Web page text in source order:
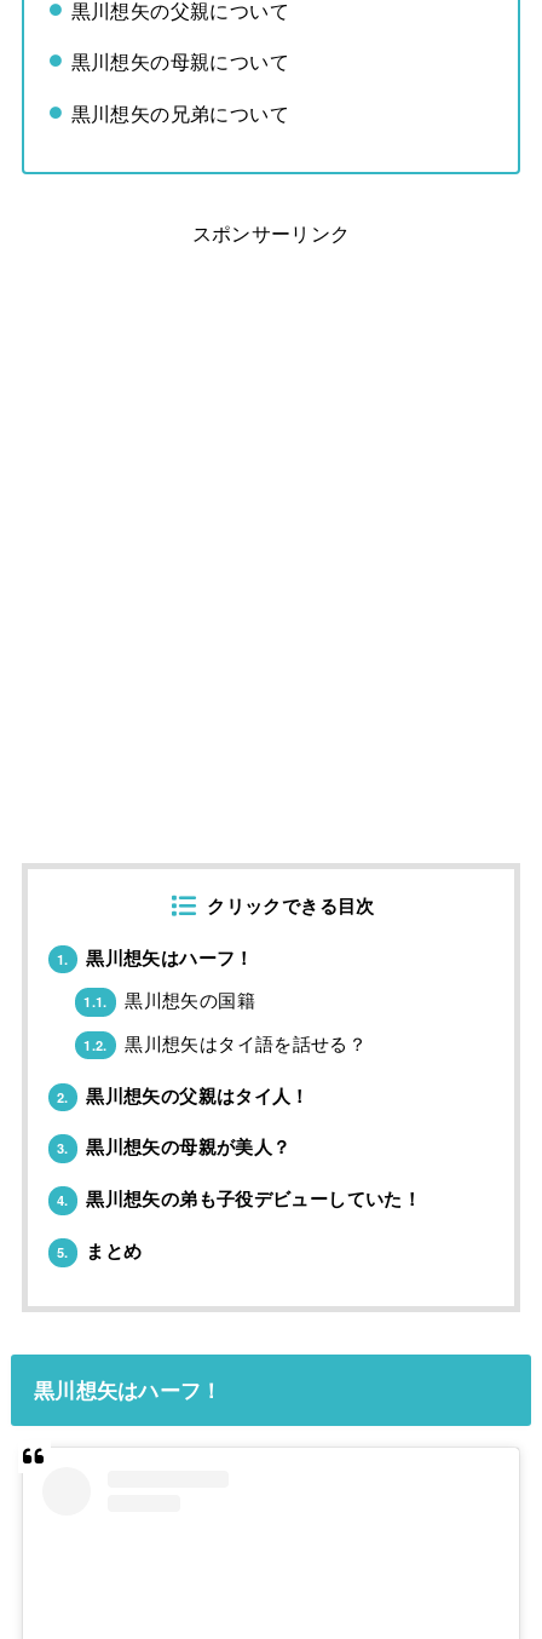
黒川想矢の父親について
黒川想矢の母親について
黒川想矢の兄弟について
スポンサーリンク
クリックできる目次
1. 黒川想矢はハーフ！
1.1. 黒川想矢の国籍
1.2. 黒川想矢はタイ語を話せる？
2. 黒川想矢の父親はタイ人！
3. 黒川想矢の母親が美人？
4. 黒川想矢の弟も子役デビューしていた！
5. まとめ
黒川想矢はハーフ！